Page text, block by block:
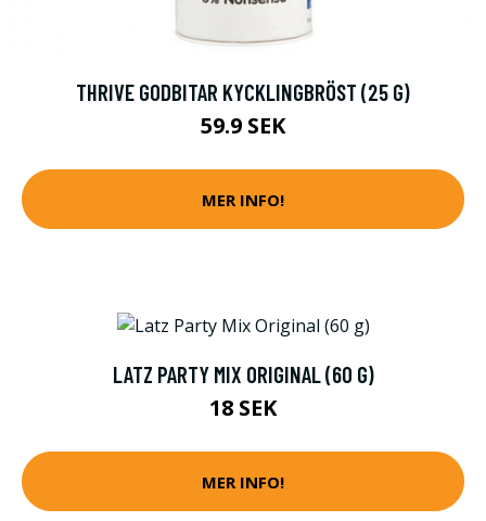
THRIVE GODBITAR KYCKLINGBRÖST (25 G)
59.9 SEK
MER INFO!
LATZ PARTY MIX ORIGINAL (60 G)
18 SEK
MER INFO!